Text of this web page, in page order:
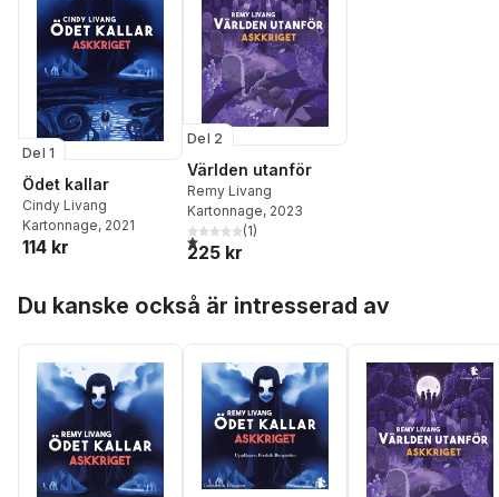
Del 1
Ödet kallar
Cindy Livang
Kartonnage, 2021
114 kr
Del 2
Världen utanför
Remy Livang
Kartonnage, 2023
1,0utav 5 stjärnor. Totalt antal röster:
(1)
225 kr
Du kanske också är intresserad av